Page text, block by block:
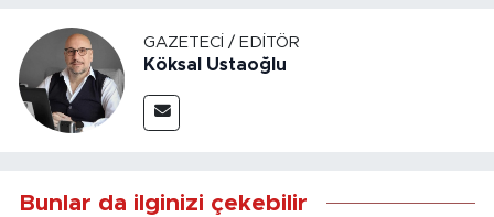
GAZETECI / EDITÖR
Köksal Ustaoğlu
Bunlar da ilginizi çekebilir